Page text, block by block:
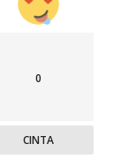
0
CINTA